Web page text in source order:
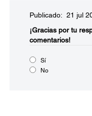
Publicado: 21 jul
¡Gracias por tu
comentarios!
Sí
No